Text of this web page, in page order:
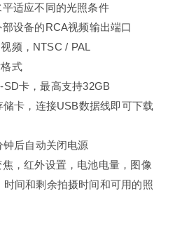
适应不同的光照条件
设备的RCA视频输出端口
频，NTSC / PAL
式
卡，最高支持32GB
卡，连接USB数据线即可下载
后自动关闭电源
，红外设置，电池电量，图像
间和剩余拍摄时间和可用的照